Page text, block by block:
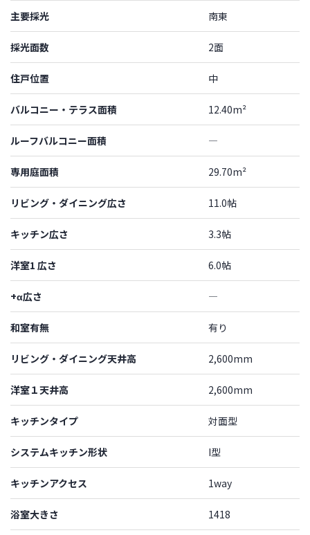
主要採光 南東
採光面数 2面
住戸位置 中
バルコニー・テラス面積 12.40m²
ルーフバルコニー面積 ―
専用庭面積 29.70m²
リビング・ダイニング広さ 11.0帖
キッチン広さ 3.3帖
洋室1 広さ 6.0帖
+α広さ ―
和室有無 有り
リビング・ダイニング天井高 2,600mm
洋室１天井高 2,600mm
キッチンタイプ 対面型
システムキッチン形状 I型
キッチンアクセス 1way
浴室大きさ 1418